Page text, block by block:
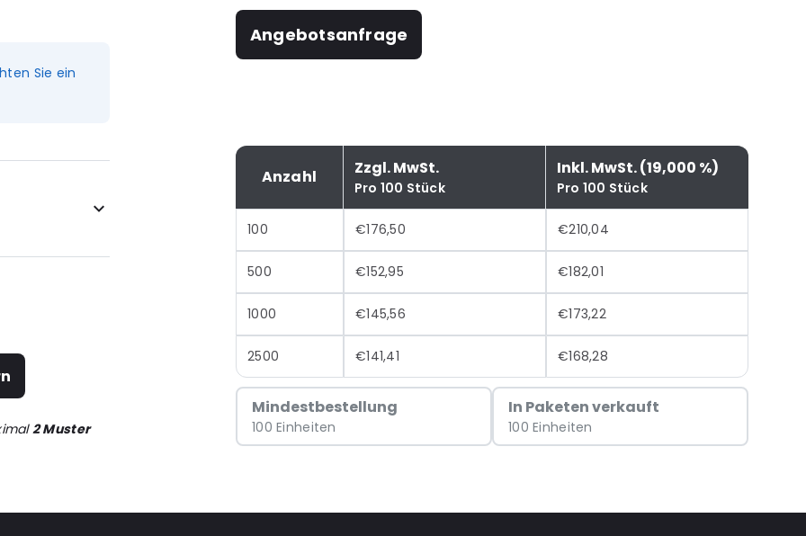
Angebotsanfrage
Anzahl Zzgl. MwSt.
Pro 100 Stück
Inkl. MwSt. (19,000 %)
Pro 100 Stück
100 €176,50 €210,04
500 €152,95 €182,01
1000 €145,56 €173,22
2500 €141,41 €168,28
Mindestbestellung
100 Einheiten
In Paketen verkauft
100 Einheiten
Sie ein
2 Muster